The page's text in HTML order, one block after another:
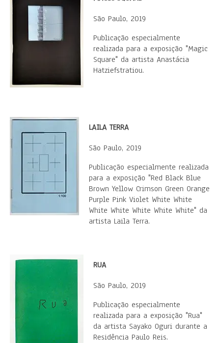
São Paulo, 2019
Publicação especialmente
realizada para a exposição "Magic
Square" da artista Anastácia
Hatziefstratiou.
LAILA TERRA
São Paulo, 2019
Publicação especialmente realizada
para a exposição "Red Black Blue
Brown Yellow Crimson Green Orange
Purple Pink Violet White White
White White White White White" da
artista Laila Terra.
RUA
São Paulo, 2019
Publicação especialmente
realizada para a exposição "Rua"
da artista Sayako Oguri durante a
Residência Paulo Reis.